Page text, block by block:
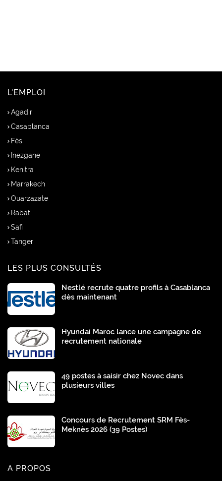
L'EMPLOI
Agadir
Casablanca
Fès
Inezgane
Kenitra
Marrakech
Ouarzazate
Rabat
Safi
Tanger
LES PLUS CONSULTÉS
Nestlé recrute quatre profils à Casablanca
dès maintenant
Hyundai Maroc lance une campagne de
recrutement nationale
49 postes à saisir chez Novec dans
plusieurs villes
Concours de Recrutement SRM Fès-
Meknès 2026 (39 Postes)
A PROPOS